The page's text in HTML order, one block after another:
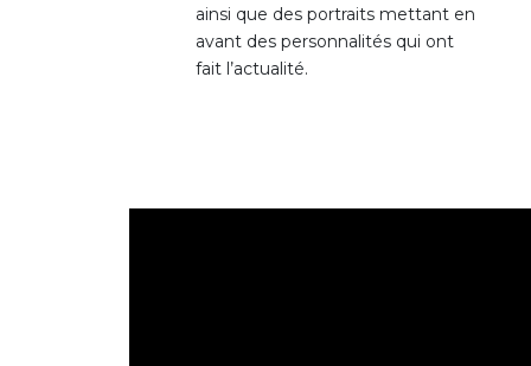
ainsi que des portraits mettant en
avant des personnalités qui ont
fait l’actualité.